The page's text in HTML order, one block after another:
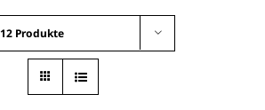
12 Produkte